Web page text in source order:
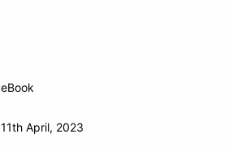
eBook
11th April, 2023